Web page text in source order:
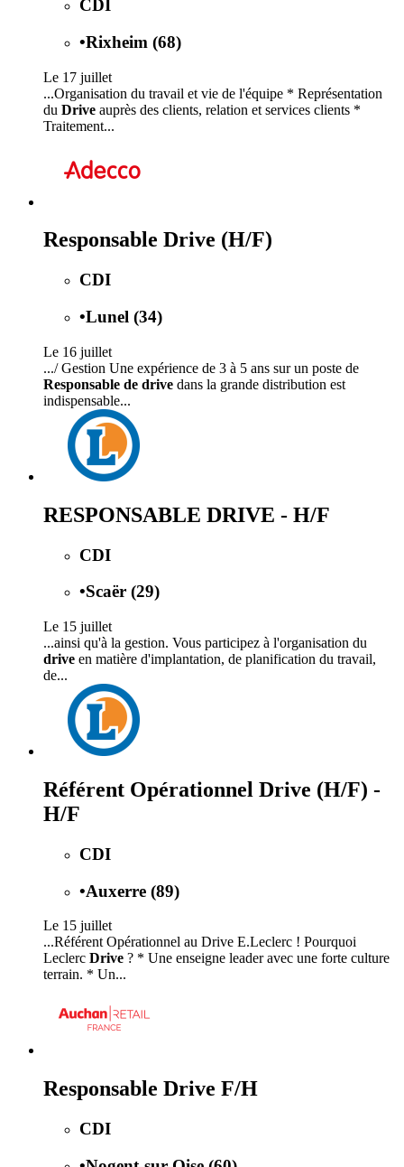
CDI
•Rixheim (68)
Le 17 juillet
...Organisation du travail et vie de l'équipe * Représentation
du Drive auprès des clients, relation et services clients *
Traitement...
Responsable Drive (H/F)
CDI
•Lunel (34)
Le 16 juillet
.../ Gestion Une expérience de 3 à 5 ans sur un poste de
Responsable de drive dans la grande distribution est
indispensable...
RESPONSABLE DRIVE - H/F
CDI
•Scaër (29)
Le 15 juillet
...ainsi qu'à la gestion. Vous participez à l'organisation du
drive en matière d'implantation, de planification du travail,
de...
Référent Opérationnel Drive (H/F) -
H/F
CDI
•Auxerre (89)
Le 15 juillet
...Référent Opérationnel au Drive E.Leclerc ! Pourquoi
Leclerc Drive ? * Une enseigne leader avec une forte culture
terrain. * Un...
Responsable Drive F/H
CDI